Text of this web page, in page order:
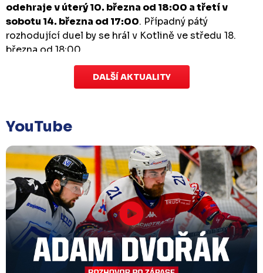
odehraje v úterý 10. března od 18:00 a třetí v
sobotu 14. března od 17:00. Případný pátý
rozhodující duel by se hrál v Kotlině ve středu 18.
března od 18:00.
Zápas dorostu je odložen
které se mělo odehrát v pátek 30. ledna ve 14:15,
odloženo!Odehraje se v náhradním termínu, o
kterém se bude jednat.
Náhradní termín 32. kola
Úterý 27. ledna |Utkání 32. kola v Písku, které se
mělo původně odehrát 31. ledna, bylo z důvodu
marodky Králůodloženo. Kluby se domluvily na
náhradním termínu, Bruslaři se s Pískem utkají
venkuv pondělí 16. února od 18:00.
DALŠÍ AKTUALITY
YouTube